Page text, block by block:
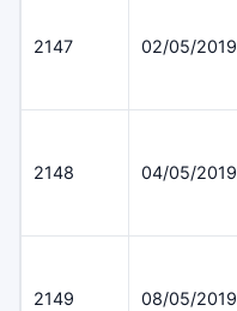
2147 02/05/2019
2148 04/05/2019
2149 08/05/2019